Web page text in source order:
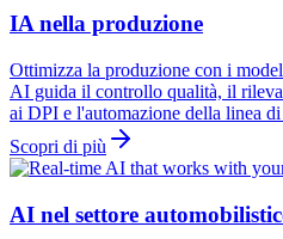
IA nella produzione
Ottimizza la produzione con i
AI guida il controllo qualità, il
ai DPI e l'automazione della linea di
Scopri di più
AI nel settore